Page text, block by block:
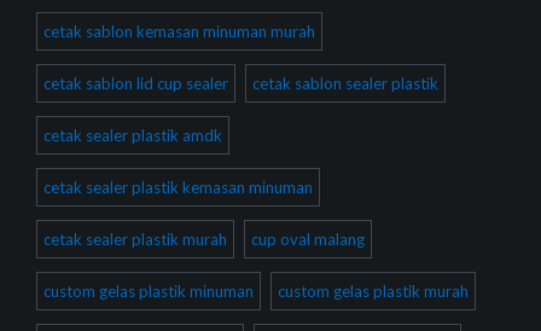
cetak sablon kemasan minuman murah
cetak sablon lid cup sealer cetak sablon sealer plastik
cetak sealer plastik amdk
cetak sealer plastik kemasan minuman
cetak sealer plastik murah cup oval malang
custom gelas plastik minuman custom gelas plastik murah